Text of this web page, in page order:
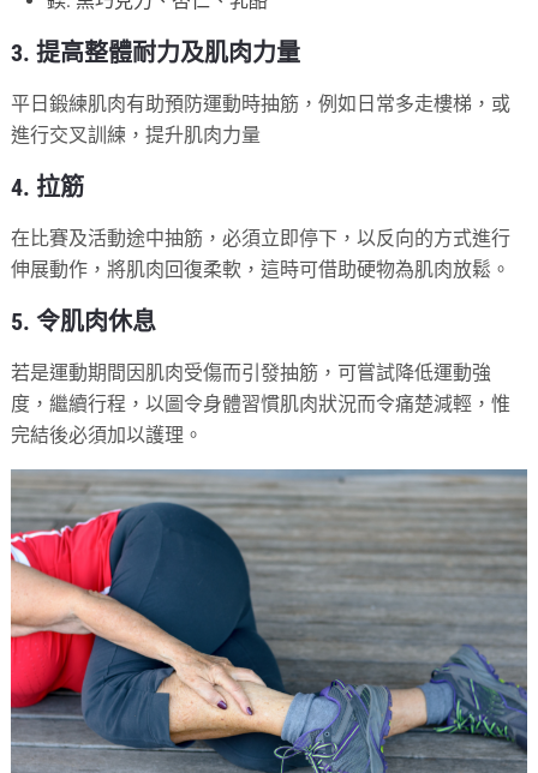
3. 提高整體耐力及肌肉力量
平日鍛練肌肉有助預防運動時抽筋，例如日常多走樓梯，或
進行交叉訓練，提升肌肉力量
4. 拉筋
在比賽及活動途中抽筋，必須立即停下，以反向的方式進行
伸展動作，將肌肉回復柔軟，這時可借助硬物為肌肉放鬆。
5. 令肌肉休息
若是運動期間因肌肉受傷而引發抽筋，可嘗試降低運動強
度，繼續行程，以圖令身體習慣肌肉狀況而令痛楚減輕，惟
完結後必須加以護理。